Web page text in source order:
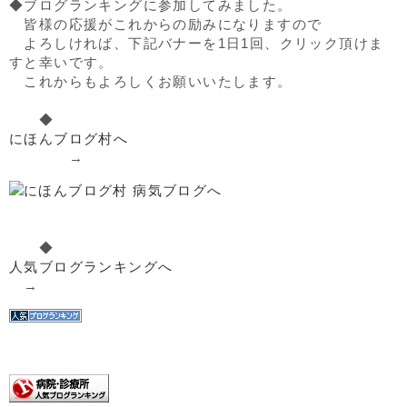
◆ブログランキングに参加してみました。
皆様の応援がこれからの励みになりますので
よろしければ、下記バナーを1日1回、クリック頂けま
すと幸いです。
これからもよろしくお願いいたします。
◆
にほんブログ村へ
→
◆
人気ブログランキングへ
→